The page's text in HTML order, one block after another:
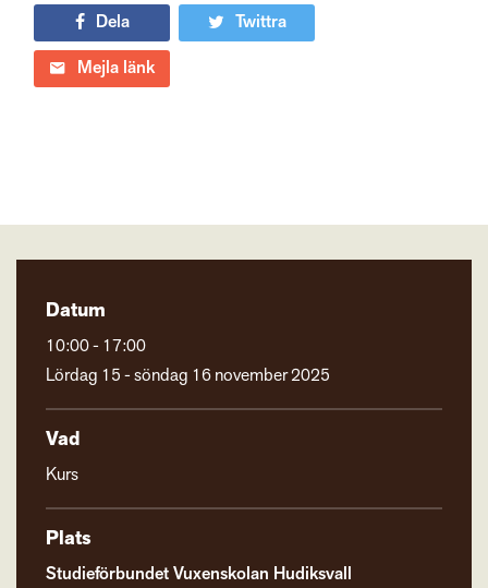
Dela
Twittra
Mejla länk
Datum
10:00 - 17:00
Lördag 15 - söndag 16 november 2025
Vad
Kurs
Plats
Studieförbundet Vuxenskolan Hudiksvall